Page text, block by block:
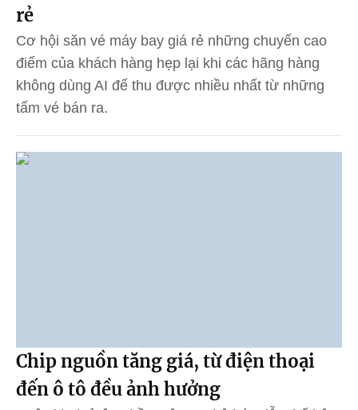
rẻ
Cơ hội săn vé máy bay giá rẻ những chuyến cao
điểm của khách hàng hẹp lại khi các hãng hàng
không dùng AI để thu được nhiều nhất từ những
tấm vé bán ra.
Chip nguồn tăng giá, từ điện thoại
đến ô tô đều ảnh hưởng